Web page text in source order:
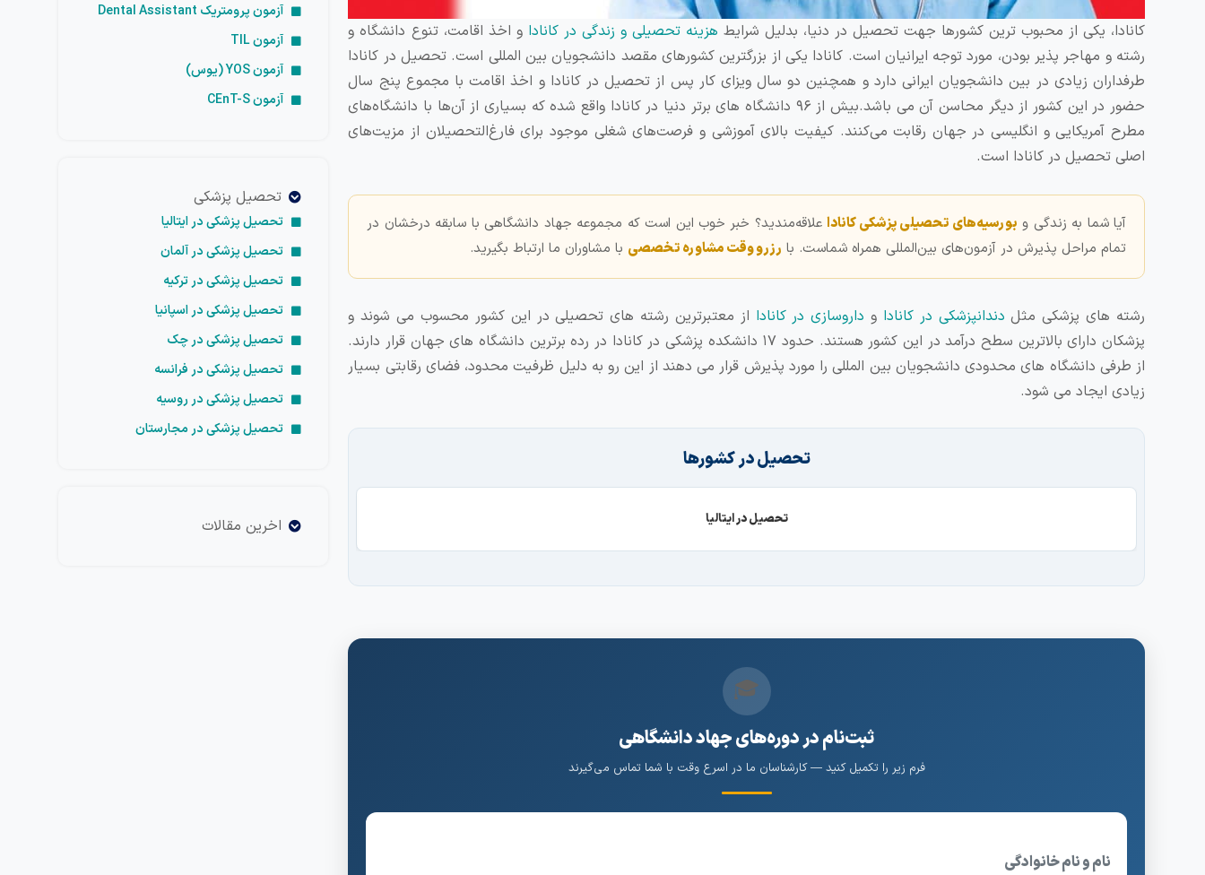
آزمون پرومتریک Dental Assistant
آزمون TIL
آزمون YOS (یوس)
آزمون CEnT-S
تحصیل پزشکی
تحصیل پزشکی در ایتالیا
تحصیل پزشکی در آلمان
تحصیل پزشکی در ترکیه
تحصیل پزشکی در اسپانیا
تحصیل پزشکی در چک
تحصیل پزشکی در فرانسه
تحصیل پزشکی در روسیه
تحصیل پزشکی در مجارستان
اخرین مقالات
کانادا، یکی از محبوب ترین کشورها جهت تحصیل در دنیا، بدلیل شرایط هزینه تحصیلی و زندگی در کانادا و اخذ اقامت، تنوع دانشگاه و
رشته و مهاجر پذیر بودن، مورد توجه ایرانیان است. کانادا یکی از بزرگترین کشورهای مقصد دانشجویان بین المللی است. تحصیل در کانادا
طرفداران زیادی در بین دانشجویان ایرانی دارد و همچنین دو سال ویزای کار پس از تحصیل در کانادا و اخذ اقامت با مجموع پنج سال
حضور در این کشور از دیگر محاسن آن می باشد.بیش از ۹۶ دانشگاه های برتر دنیا در کانادا واقع شده که بسیاری از آن‌ها با دانشگاه‌های
مطرح آمریکایی و انگلیسی در جهان رقابت می‌کنند. کیفیت بالای آموزشی و فرصت‌های شغلی موجود برای فارغ‌التحصیلان از مزیت‌های
اصلی تحصیل در کانادا است.
آیا شما به زندگی و بورسیه‌های تحصیلی پزشکی کاناداعلاقه‌مندید؟ خبر خوب این است که مجموعه جهاد دانشگاهی با سابقه درخشان در
تمام مراحل پذیرش در آزمون‌های بین‌المللی همراه شماست. با رزرو وقت مشاوره تخصصی با مشاوران ما ارتباط بگیرید.
رشته های پزشکی مثل دندانپزشکی در کانادا و داروسازی در کانادا از معتبرترین رشته های تحصیلی در این کشور محسوب می شوند و
پزشکان دارای بالاترین سطح درآمد در این کشور هستند. حدود ۱۷ دانشکده پزشکی در کانادا در رده برترین دانشگاه های جهان قرار دارند.
از طرفی دانشگاه های محدودی دانشجویان بین المللی را مورد پذیرش قرار می دهند از این رو به دلیل ظرفیت محدود، فضای رقابتی بسیار
زیادی ایجاد می شود.
تحصیل در کشورها
تحصیل در ایتالیا
🎓
ثبت‌نام در دوره‌های جهاد دانشگاهی
فرم زیر را تکمیل کنید — کارشناسان ما در اسرع وقت با شما تماس می‌گیرند
نام و نام خانوادگی